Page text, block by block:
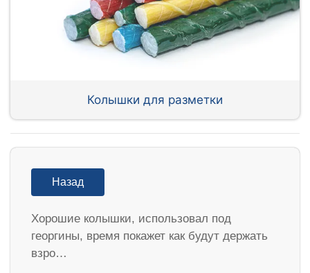
Колышки для разметки
Назад
Хорошие колышки, использовал под
георгины, время покажет как будут держать
взро…